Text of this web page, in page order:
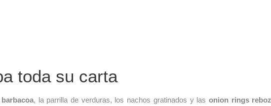
toda su carta
, la parrilla de verduras, los nachos gratinados y las onion rings